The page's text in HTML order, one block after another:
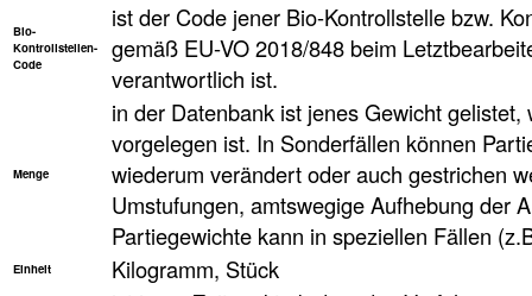
Bio-
Kontrollstellen-
Code
ist der Code jener Bio-Kontrollstelle bzw.
gemäß EU-VO 2018/848 beim
verantwortlich ist.
Menge
in der Datenbank ist jenes Gewicht
vorgelegen ist. In Sonderfällen können
wiederum verändert oder auch gestrichen
Umstufungen, amtswegige Aufhebung der
Partiegewichte kann in speziellen Fällen
Einheit Kilogramm, Stück